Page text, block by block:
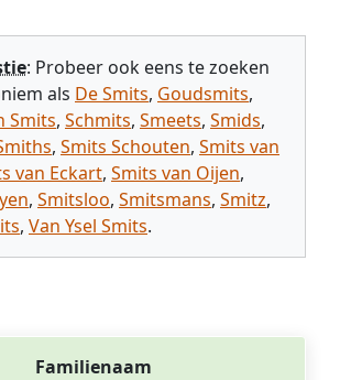
: Probeer ook eens te zoeken
als De Smits, Goudsmits,
Smits, Schmits, Smeets, Smids,
, Smits Schouten, Smits van
van Eckart, Smits van Oijen,
, Smitsloo, Smitsmans, Smitz,
, Van Ysel Smits.
Familienaam